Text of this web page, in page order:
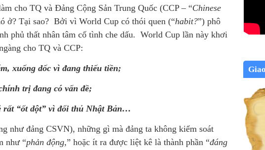
cho TQ và Đảng Cộng Sản Trung Quốc (CCP – “Chinese
ở? Tại sao? Bởi vì World Cup có thói quen (“habit?”) phô
phủ thất nhân tâm cố tình che dấu. World Cup lần này khơi
cho TQ và CCP:
xuống dốc vì đang thiếu tiền;
trị đang có vấn đề;
rất “ốt dột” vì đối thủ Nhật Bản…
như đảng CSVN), những gì mà đảng ta không kiểm soát
như “phản động,” hoặc ít ra được liệt kê là thành phần “đáng